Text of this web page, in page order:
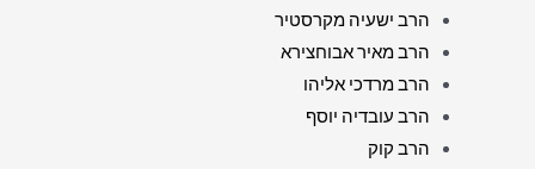
הרב ישעיה מקרסטיר
הרב מאיר אבוחצירא
הרב מרדכי אליהו
הרב עובדיה יוסף
הרב קוק